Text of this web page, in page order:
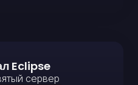
Eclipse
сервер